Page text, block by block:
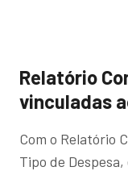
Relatório
vinculadas
Com o Relatório
Tipo de